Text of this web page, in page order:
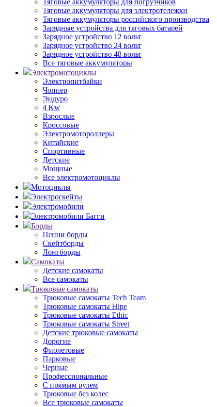
Тяговые аккумуляторы для погрузчиков
Тяговые аккумуляторы для электротележки
Тяговые аккумуляторы российского производства
Зарядные устройства для тяговых батарей
Зарядное устройство 12 вольт
Зарядное устройство 24 вольт
Зарядное устройство 48 вольт
Все тяговые аккумуляторы
Электромотоциклы
Электропитбайки
Чоппер
Эндуро
4 Kw
Взрослые
Кроссовые
Электромотороллеры
Китайские
Спортивные
Детские
Мощные
Все электромотоциклы
Мотоциклы
Электроскейты
Электромобили
Электромобили Багги
Борды
Пенни борды
Скейтборды
Лонгборды
Самокаты
Детские самокаты
Все самокаты
Трюковые самокаты
Трюковые самокаты Tech Team
Трюковые самокаты Hipe
Трюковые самокаты Ethic
Трюковые самокаты Street
Детские трюковые самокаты
Дорогие
Фиолетовые
Парковые
Черные
Профессиональные
С прямым рулем
Трюковые без колес
Все трюковые самокаты